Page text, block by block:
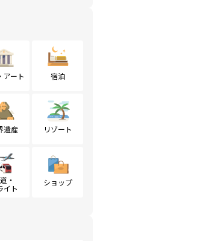
アート 宿泊
遺産 リゾート
・
イト
ショップ